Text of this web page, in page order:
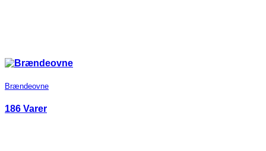
Brændeovne
186 Varer